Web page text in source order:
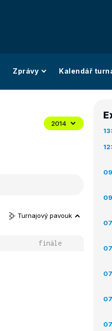
Zprávy Kalendář
2014
Turnajový pavouk
finále